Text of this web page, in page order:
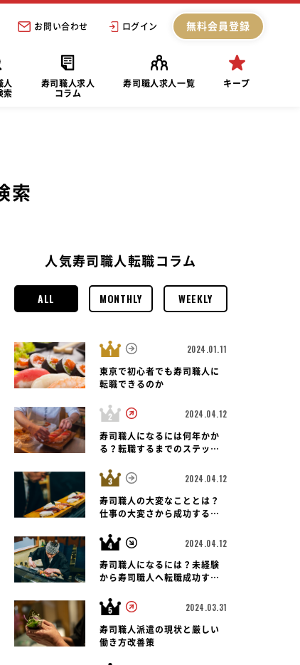
お問い合わせ ログイン 無料会員登録
人
索
寿司職人求人
コラム
寿司職人求人一覧 キープ
索
寿司職人
大阪府 大阪市淀川区
寿司 魚がし日本一 エキマルシ
人気寿司職人転職コラム
ALL MONTHLY WEEKLY
2024.01.11
東京で初心者でも寿司職人に
転職できるのか
2024.04.12
寿司職人になるには何年かか
る？転職するまでのステップ
2024.04.12
寿司職人の大変なこととは？
仕事の大変さから成功する転
2024.04.12
寿司職人になるには？未経験
から寿司職人へ転職成功する
2024.03.31
寿司職人派遣の現状と厳しい
働き方改善策